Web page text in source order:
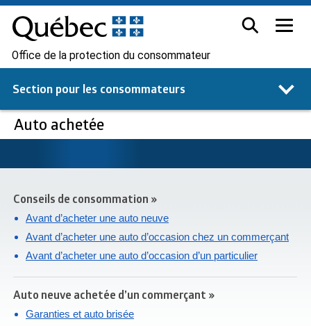
Office de la protection du consommateur
Section pour les consommateurs
Auto achetée
Conseils de consommation »
Avant d’acheter une auto neuve
Avant d’acheter une auto d’occasion chez un commerçant
Avant d’acheter une auto d’occasion d’un particulier
Auto neuve achetée d’un commerçant »
Garanties et auto brisée